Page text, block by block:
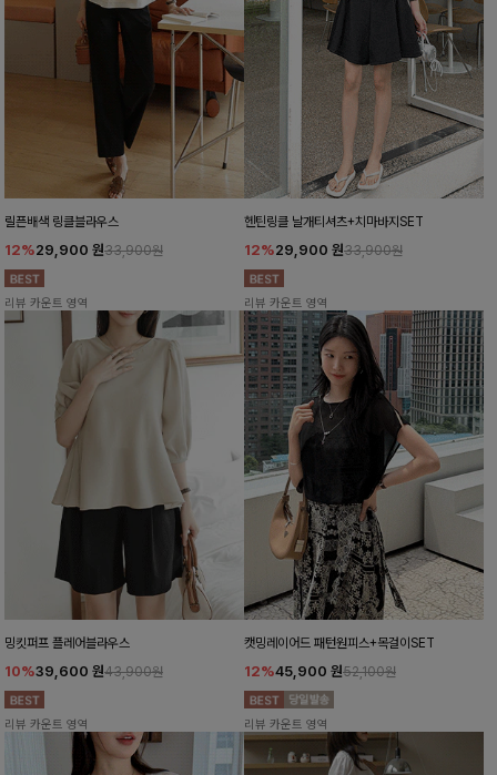
릴픈배색 링클블라우스
12%29,900 원33,900원
리뷰 카운트 영역
헨틴링클 날개티셔츠+치마바지SET
12%29,900 원33,900원
리뷰 카운트 영역
밍킷퍼프 플레어블라우스
10%39,600 원43,900원
리뷰 카운트 영역
캣밍레이어드 패턴원피스+목걸이SET
12%45,900 원52,100원
리뷰 카운트 영역